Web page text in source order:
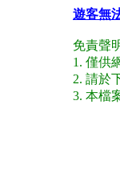
遊客無
免責聲
1. 僅供
2. 請於
3. 本檔